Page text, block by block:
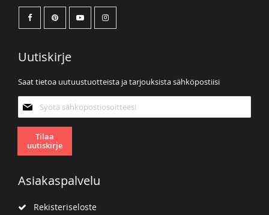
Uutiskirje
Saat tietoa uutuustuotteista ja tarjouksista sähköpostiisi
uutiskirjeemme:
Tilaa
uutiskirje
Asiakaspalvelu
Rekisteriseloste